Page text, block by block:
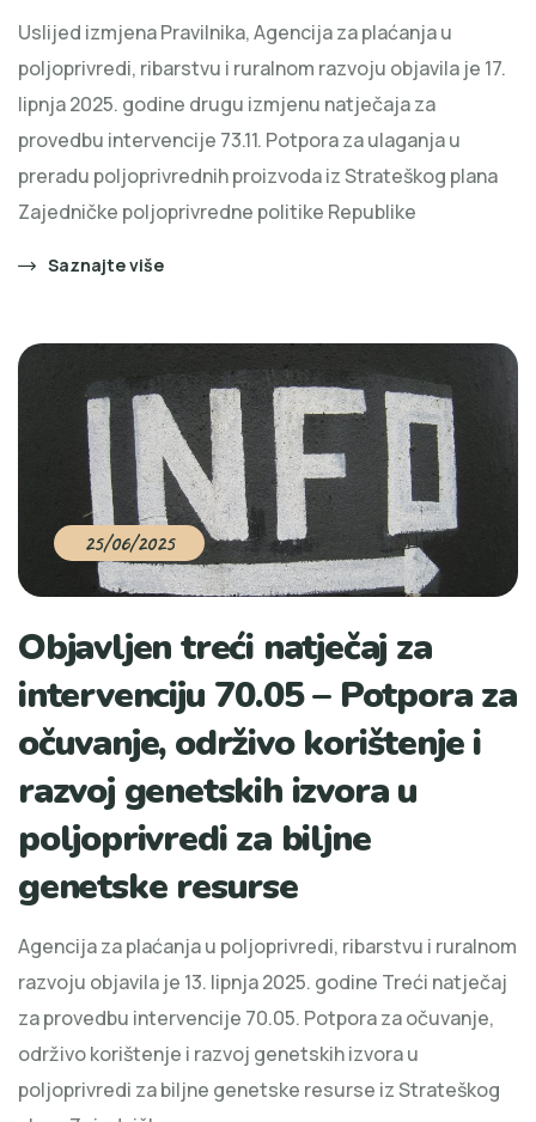
Uslijed izmjena Pravilnika, Agencija za plaćanja u
poljoprivredi, ribarstvu i ruralnom razvoju objavila je 17.
lipnja 2025. godine drugu izmjenu natječaja za
provedbu intervencije 73.11. Potpora za ulaganja u
preradu poljoprivrednih proizvoda iz Strateškog plana
Zajedničke poljoprivredne politike Republike
Saznajte više
25/06/2025
Objavljen treći natječaj za
intervenciju 70.05 – Potpora za
očuvanje, održivo korištenje i
razvoj genetskih izvora u
poljoprivredi za biljne
genetske resurse
Agencija za plaćanja u poljoprivredi, ribarstvu i ruralnom
razvoju objavila je 13. lipnja 2025. godine Treći natječaj
za provedbu intervencije 70.05. Potpora za očuvanje,
održivo korištenje i razvoj genetskih izvora u
poljoprivredi za biljne genetske resurse iz Strateškog